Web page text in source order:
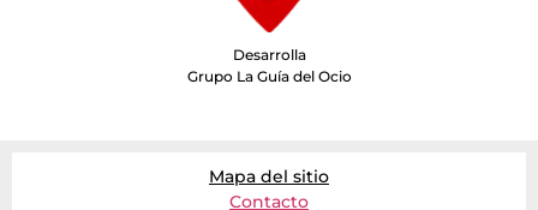
Desarrolla
Grupo La Guía del Ocio
Mapa del sitio
Contacto